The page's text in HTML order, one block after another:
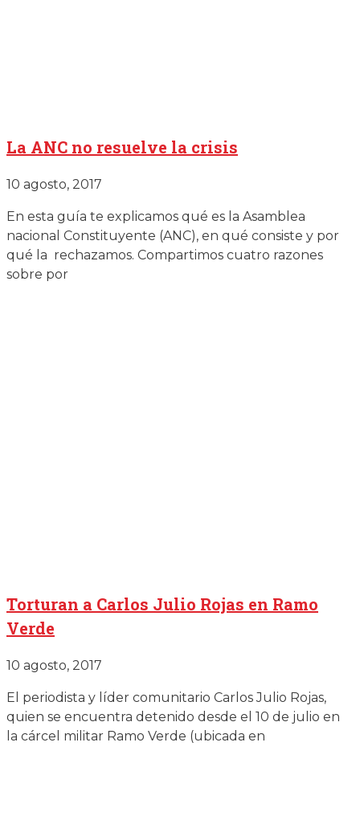
La ANC no resuelve la crisis
10 agosto, 2017
En esta guía te explicamos qué es la Asamblea
nacional Constituyente (ANC), en qué consiste y por
qué la rechazamos. Compartimos cuatro razones
sobre por
Torturan a Carlos Julio Rojas en Ramo
Verde
10 agosto, 2017
El periodista y líder comunitario Carlos Julio Rojas,
quien se encuentra detenido desde el 10 de julio en
la cárcel militar Ramo Verde (ubicada en